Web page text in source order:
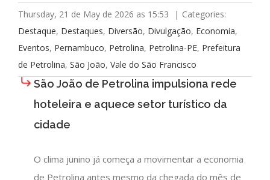
Thursday, 21 de May de 2026 as 15:53 | Categories:
Destaque, Destaques, Diversão, Divulgação, Economia,
Eventos, Pernambuco, Petrolina, Petrolina-PE, Prefeitura
de Petrolina, São João, Vale do São Francisco
São João de Petrolina impulsiona rede
hoteleira e aquece setor turístico da
cidade
O clima junino já começa a movimentar a economia
de Petrolina antes mesmo da chegada do mês de